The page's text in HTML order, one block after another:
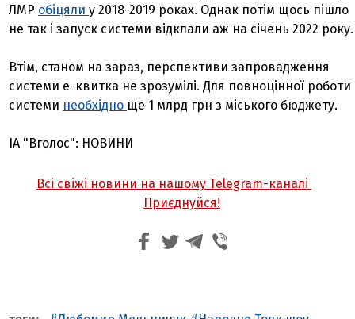
ЛМР обіцялиу 2018-2019 роках. Однак потім щось пішло
не так і запуск системи відклали аж на січень 2022 року.
Втім, станом на зараз, перспективи запровадження
системи е-квитка не зрозумілі. Для повноцінної роботи
системи необхідно ще 1 млрд грн з міського бюджету.
ІА "Вголос": НОВИНИ
Всі свіжі новини на нашому Telegram-каналі
Приєднуйся!